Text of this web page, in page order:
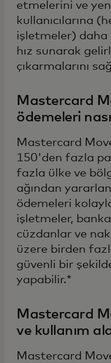
etmelerini ve
kullanıcılarına
işletmeler) daha
hız sunarak
çıkarmalarını
Mastercard
ödemeleri
Mastercard
150'den fazla
fazla ülke ve
ağından
ödemeleri
işletmeler,
cüzdanlar ve
üzere birden
güvenli bir
yapabilir.*
Mastercard
ve kullanım
Mastercard